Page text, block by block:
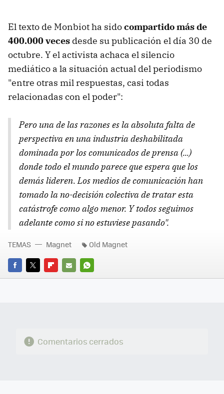
El texto de Monbiot ha sidocompartido más de
400.000 veces desde su publicación el día 30 de
octubre. Y el activista achaca el silencio
mediático a la situación actual del periodismo
"entre otras mil respuestas, casi todas
relacionadas con el poder":
Pero una de las razones es la absoluta falta de
perspectiva en una industria deshabilitada
dominada por los comunicados de prensa (...)
donde todo el mundo parece que espera que los
demás lideren. Los medios de comunicación han
tomado la no-decisión colectiva de tratar esta
catástrofe como algo menor. Y todos seguimos
adelante como si no estuviese pasando".
FACEBOOK
TWITTERFLIPBOARD
E-
WHATSAPP
TEMAS Magnet Old Magnet
Comentarios cerrados